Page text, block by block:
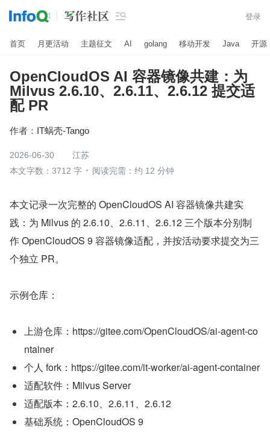
 登录
首页 月更活动 主题征文 AI golang 移动开发 Java 开源
OpenCloudOS AI 容器镜像共建：为
Milvus 2.6.10、2.6.11、2.6.12 提交适
配 PR
作者： IT蜗壳-Tango
2026-06-30
江苏
本文字数：3712 字
阅读完需：约 12 分钟
本文记录一次完整的 OpenCloudOS AI 容器镜像共建实
践：为 Milvus 的 2.6.10、2.6.11、2.6.12 三个版本分别制
作 OpenCloudOS 9 容器镜像适配，并按活动要求提交为三
个独立 PR。
示例仓库：
上游仓库：https://gitee.com/OpenCloudOS/ai-agent-co
ntainer
个人 fork：https://gitee.com/it-worker/ai-agent-container
适配软件：Milvus Server
适配版本：2.6.10、2.6.11、2.6.12
基础系统：OpenCloudOS 9